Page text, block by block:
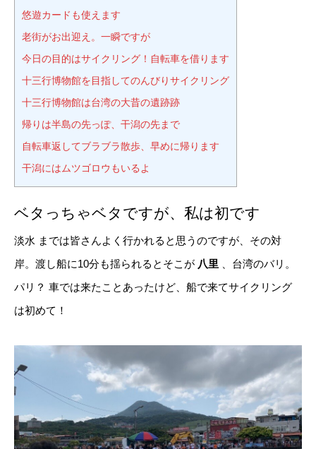
悠遊カードも使えます
老街がお出迎え。一瞬ですが
今日の目的はサイクリング！自転車を借ります
十三行博物館を目指してのんびりサイクリング
十三行博物館は台湾の大昔の遺跡跡
帰りは半島の先っぽ、干潟の先まで
自転車返してブラブラ散歩、早めに帰ります
干潟にはムツゴロウもいるよ
ベタっちゃベタですが、私は初です
淡水 までは皆さんよく行かれると思うのですが、その対
岸。渡し船に10分も揺られるとそこが 八里 、台湾のバリ。
パリ？ 車では来たことあったけど、船で来てサイクリング
は初めて！